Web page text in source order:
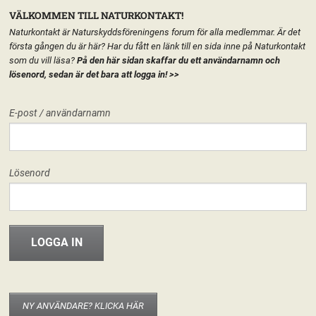
FORUM
INFO & MATERIAL
HEM
FÖRENINGEN
Hej världen!
29 maj, 2013
riksforeningen
startsida. Det går att publicera texter, material eller bara ha sidan som
startsida för de grupper som berör kretsen/länsförbundet/nätverket. Det är
VÄLKOMMEN TILL NATURKONTAKT!
Naturkontakt är Naturskyddsföreningens forum för alla medlemmar. Är det
första gången du är här? Har du fått en länk till en sida inne på Naturkontakt
som du vill läsa? På den här sidan skaffar du ett användarnamn och
lösenord, sedan är det bara att logga in!>>
E-post / användarnamn
Lösenord
NY ANVÄNDARE? KLICKA HÄR